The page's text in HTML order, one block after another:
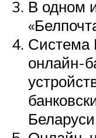
В одном
Система
онлайн-